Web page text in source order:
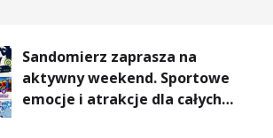
Sandomierz zaprasza na
aktywny weekend. Sportowe
emocje i atrakcje dla całych